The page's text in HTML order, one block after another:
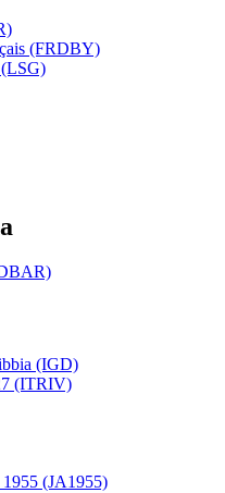
(FRDBY)
(IGD)
(ITRIV)
1955 (JA1955)